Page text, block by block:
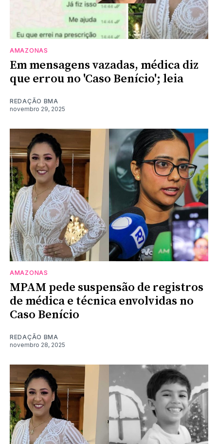
AMAZONAS
Em mensagens vazadas, médica diz
que errou no 'Caso Benício'; leia
REDAÇÃO BMA
novembro 29, 2025
AMAZONAS
MPAM pede suspensão de registros
de médica e técnica envolvidas no
Caso Benício
REDAÇÃO BMA
novembro 28, 2025